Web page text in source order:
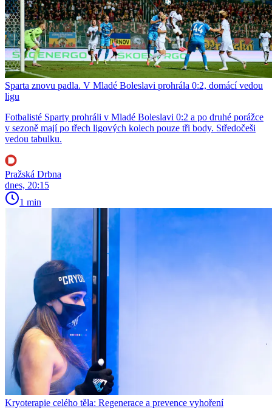
Sparta znovu padla. V Mladé Boleslavi prohrála 0:2, domácí vedou
ligu
Fotbalisté Sparty prohráli v Mladé Boleslavi 0:2 a po druhé porážce
v sezoně mají po třech ligových kolech pouze tři body. Středočeši
vedou tabulku.
Pražská Drbna
dnes, 20:15
1 min
Kryoterapie celého těla: Regenerace a prevence vyhoření